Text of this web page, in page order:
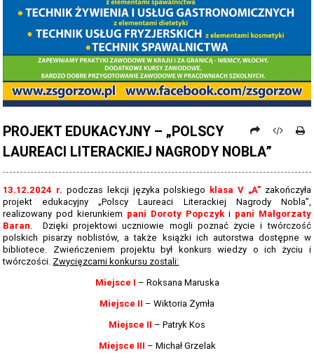
ZDJĘCIA GRUPOWE 2022 - 2023
KADRA PEDAGOGICZNA
DANE OSOBOWE
PROJEKT: "NOWE SPOJRZENIE - NOWE MOŻLIWOŚCI - SPOJRZENIE W
PRZYSZŁOŚĆ"
NABÓR NA ROK SZKOLNY 2026/2027
NASZE KIERUNKI TECHNIKUM - 2026-2027 - OPIS
REGULAMIN REKRUTACJI SZKOŁY DZIENNE 2026-2027
TERMINARZ REKRUTACJI 2026-2027
TMRIA - ROLNICTWO Z ELEMENTAMI SPAWALNICTWA
TŻIUG - GASTRONOMIA Z ELEMENTAMI DIETETYKI
TS - TECHNIKUM SPAWALNICTWA
PROJEKT EDUKACYJNY – „POLSCY
LAUREACI LITERACKIEJ NAGRODY NOBLA”
13.12.2024 r. podczas lekcji języka polskiego klasa V „A” zakończyła
projekt edukacyjny „Polscy Laureaci Literackiej Nagrody Nobla”,
realizowany pod kierunkiem pani Doroty Popczyki pani Małgorzaty
Baran. Dzięki projektowi uczniowie mogli poznać życie i twórczość
polskich pisarzy noblistów, a także książki ich autorstwa dostępne w
bibliotece. Zwieńczeniem projektu był konkurs wiedzy o ich życiu i
twórczości. Zwycięzcami konkursu zostali:
Miejsce I – Roksana Maruska
Miejsce II – Wiktoria Żymła
Miejsce II – Patryk Kos
Miejsce III – Michał Grzelak